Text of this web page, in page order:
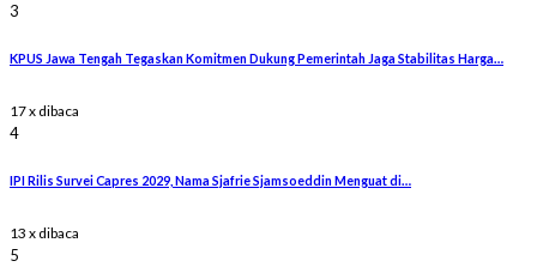
3
KPUS Jawa Tengah Tegaskan Komitmen Dukung Pemerintah Jaga Stabilitas Harga…
17 x dibaca
4
IPI Rilis Survei Capres 2029, Nama Sjafrie Sjamsoeddin Menguat di…
13 x dibaca
5